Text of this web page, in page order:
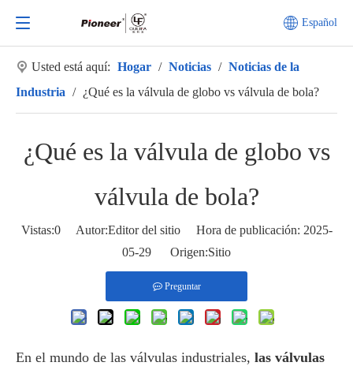
Español
Usted está aquí: Hogar / Noticias / Noticias de la
Industria / ¿Qué es la válvula de globo vs válvula de bola?
¿Qué es la válvula de globo vs
válvula de bola?
Vistas:0Autor:Editor del sitio Hora de publicación: 2025-
05-29 Origen:Sitio
Preguntar
En el mundo de las válvulas industriales, las válvulas